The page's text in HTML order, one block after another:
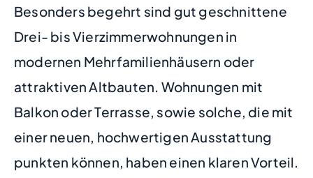
Besonders begehrt sind gut geschnittene
Drei- bis Vierzimmerwohnungen in
modernen Mehrfamilienhäusern oder
attraktiven Altbauten. Wohnungen mit
Balkon oder Terrasse, sowie solche, die mit
einer neuen, hochwertigen Ausstattung
punkten können, haben einen klaren Vorteil.